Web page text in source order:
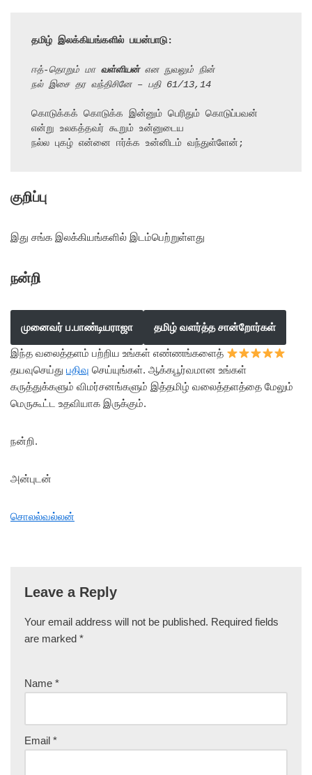
தமிழ் இலக்கியங்களில் பயன்பாடு:
ஈத்-தொறும் மா வள்ளியன் என நுவலும் நின்
நல் இசை தர வந்திசினே – பதி 61/13,14
கொடுக்கக் கொடுக்க இன்னும் பெரிதும் கொடுப்பவன்
என்று உலகத்தவர் கூறும் உன்னுடைய
நல்ல புகழ் என்னை ஈர்க்க உன்னிடம் வந்துள்ளேன்;
குறிப்பு
இது சங்க இலக்கியங்களில் இடம்பெற்றுள்ளது
நன்றி
முனைவர் ப.பாண்டியராஜா தமிழ் வளர்த்த சான்றோர்கள்
இந்த வலைத்தளம் பற்றிய உங்கள் எண்ணங்களைத்
தயவுசெய்து பதிவு செய்யுங்கள். ஆக்கபூர்வமான உங்கள்
கருத்துக்களும் விமர்சனங்களும் இத்தமிழ் வலைத்தளத்தை மேலும்
மெருகூட்ட உதவியாக இருக்கும்.
நன்றி.
அன்புடன்
சொலல்வல்லன்
Leave a Reply
Your email address will not be published. Required fields
are marked *
Name *
Email *